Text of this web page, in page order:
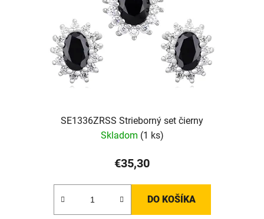
SE1336ZRSS Strieborný set čierny
Skladom (1 ks)
€35,30
DO KOŠÍKA